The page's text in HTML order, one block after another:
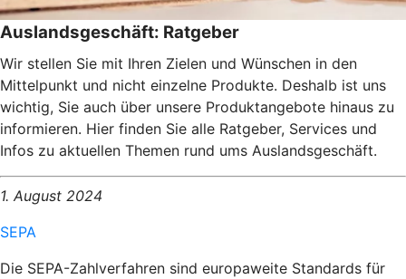
Auslandsgeschäft: Ratgeber
Wir stellen Sie mit Ihren Zielen und Wünschen in den
Mittelpunkt und nicht einzelne Produkte. Deshalb ist uns
wichtig, Sie auch über unsere Produktangebote hinaus zu
informieren. Hier finden Sie alle Ratgeber, Services und
Infos zu aktuellen Themen rund ums Auslandsgeschäft.
1. August 2024
SEPA
Die SEPA-Zahlverfahren sind europaweite Standards für